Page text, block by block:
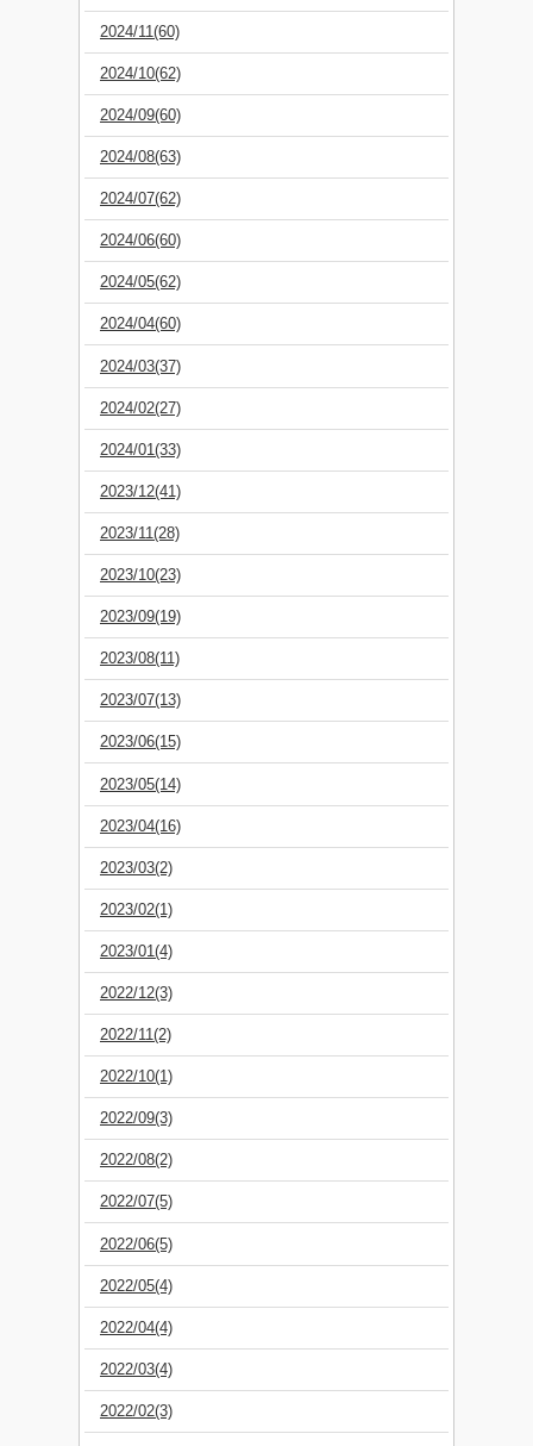
2024/11(60)
2024/10(62)
2024/09(60)
2024/08(63)
2024/07(62)
2024/06(60)
2024/05(62)
2024/04(60)
2024/03(37)
2024/02(27)
2024/01(33)
2023/12(41)
2023/11(28)
2023/10(23)
2023/09(19)
2023/08(11)
2023/07(13)
2023/06(15)
2023/05(14)
2023/04(16)
2023/03(2)
2023/02(1)
2023/01(4)
2022/12(3)
2022/11(2)
2022/10(1)
2022/09(3)
2022/08(2)
2022/07(5)
2022/06(5)
2022/05(4)
2022/04(4)
2022/03(4)
2022/02(3)